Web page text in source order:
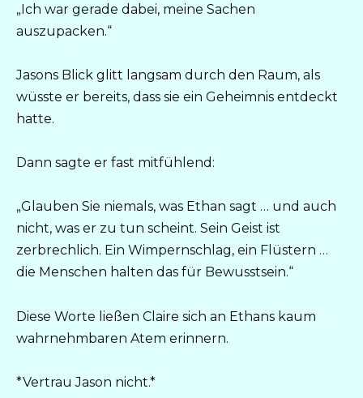
„Ich war gerade dabei, meine Sachen
auszupacken.“
Jasons Blick glitt langsam durch den Raum, als
wüsste er bereits, dass sie ein Geheimnis entdeckt
hatte.
Dann sagte er fast mitfühlend:
„Glauben Sie niemals, was Ethan sagt … und auch
nicht, was er zu tun scheint. Sein Geist ist
zerbrechlich. Ein Wimpernschlag, ein Flüstern …
die Menschen halten das für Bewusstsein.“
Diese Worte ließen Claire sich an Ethans kaum
wahrnehmbaren Atem erinnern.
*Vertrau Jason nicht.*